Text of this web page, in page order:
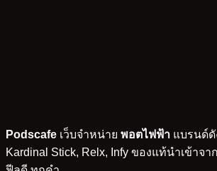
Podscafe เว็บจำหน่าย พอตไฟฟ้า แบรนด์ดั
Kardinal Stick, Relx, Infy ของแท้นำเข้าจา